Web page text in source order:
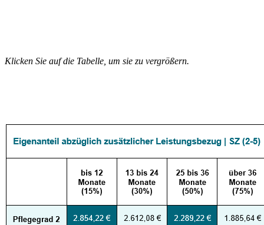
Klicken Sie auf die Tabelle, um sie zu vergrößern.